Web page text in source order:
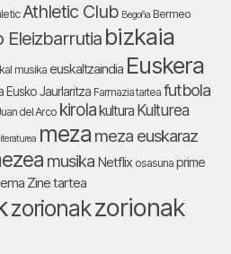
Athletic Club Begoña Bermeo
Eleizbarrutia bizkaia
musikaeuskaltzaindia Euskera
Eusko Jaurlaritza Farmazia tartea futbola
del Arco kirolakultura Kulturea
literaturea meza meza euskaraz
musika Netflix osasuna prime
Zine tartea
zorionakzorionak